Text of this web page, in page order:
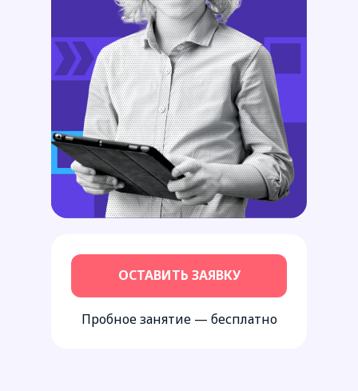
Пробное занятие — бесплатно
ОСТАВИТЬ ЗАЯВКУ